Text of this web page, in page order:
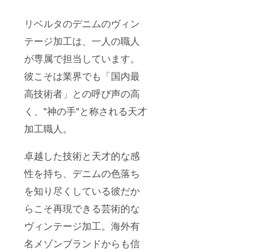
リベルタのデニムのヴィン
テージ加工は、一人の職人
が専属で担当しています。
彼こそは業界でも「国内最
高技術者」との呼び声の高
く、"神の手"と称される天才
加工職人。
卓越した技術と天才的な感
性を持ち、デニムの色落ち
を知り尽くしている彼だか
らこそ再現できる芸術的な
ヴィンテージ加工。海外有
名メゾンブランドからも信